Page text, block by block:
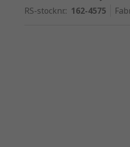
RS-stocknr.: 162-4575